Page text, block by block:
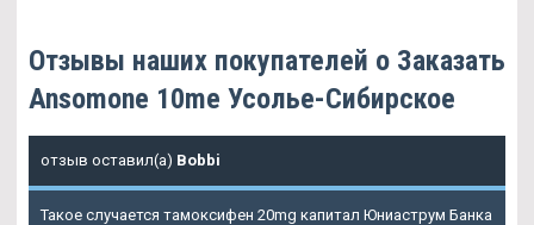
Отзывы наших покупателей о Заказать
Ansomone 10me Усолье-Сибирское
отзыв оставил(а) Bobbi
Такое случается тамоксифен 20mg капитал Юниаструм Банка